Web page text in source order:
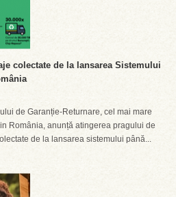
colectate de la lansarea Sistemului
de Garanție-Returnare, cel mai mare
România, anunță atingerea pragului de
de la lansarea sistemului până...